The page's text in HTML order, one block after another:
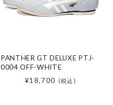
PANTHER GT DELUXE PTJ-
0004 OFF-WHITE
¥18,700
(税込)